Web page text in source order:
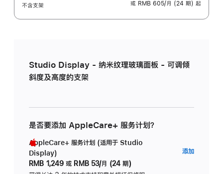
不含支架
或 RMB 605/月 (24 期) 起
Studio Display - 纳米纹理玻璃面板 - 可调倾
斜度及高度的支架
是否要添加 AppleCare+ 服务计划？
AppleCare+ 服务计划 (适用于 Studio
Display)
RMB 1,249 或 RMB 53/月 (24 期)
添加